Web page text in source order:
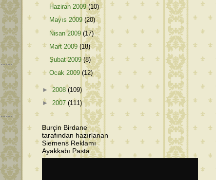
Haziran 2009(10)
Mayıs 2009(20)
Nisan 2009(17)
Mart 2009(18)
Şubat 2009(8)
Ocak 2009(12)
►2008(109)
► 2007 (111)
Burçin Birdane
tarafından hazırlanan
Siemens Reklamı
Ayakkabı Pasta